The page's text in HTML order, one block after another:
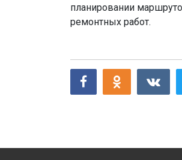
планировании
ремонтных работ.